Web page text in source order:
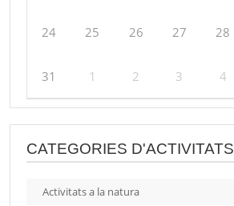
24 25 26 27 28
31 1 2 3 4
CATEGORIES D'ACTIVITATS
Activitats a la natura